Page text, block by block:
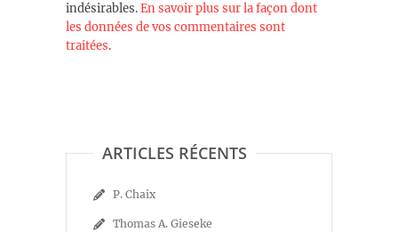
indésirables.En savoir plus sur la façon dont
les données de vos commentaires sont
traitées.
ARTICLES RÉCENTS
P. Chaix
Thomas A. Gieseke